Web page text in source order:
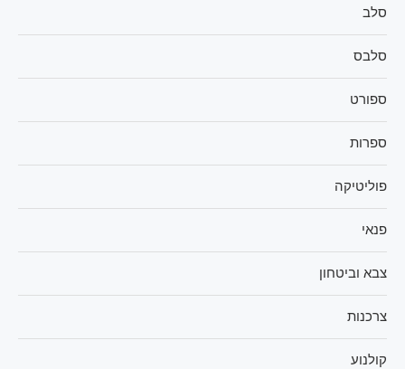
סלב
סלבס
ספורט
ספרות
פוליטיקה
פנאי
צבא וביטחון
צרכנות
קולנוע